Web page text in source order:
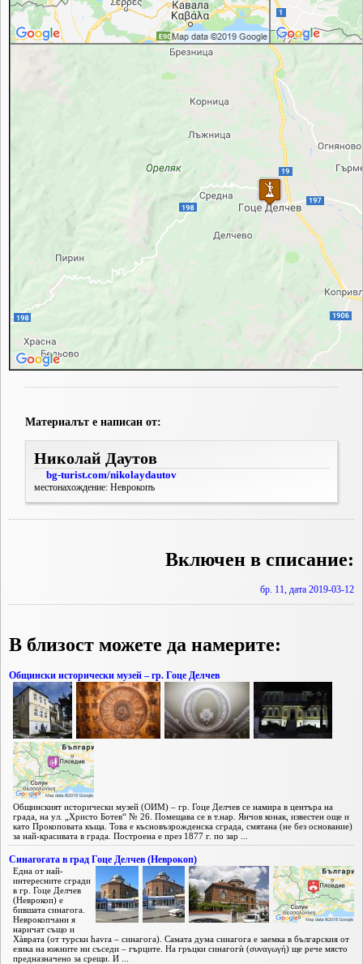
Материалът е написан от:
Николай Даутов
bg-turist.com/nikolaydautov
местонахождение: Неврокопъ
Включен в списание:
бр. 11, дата 2019-03-12
В близост можете да намерите:
Общински исторически музей – гр. Гоце Делчев
Общинският исторически музей (ОИМ) – гр. Гоце Делчев се намира в центъра на
града, на ул. „Христо Ботев“ № 26. Помещава се в т.нар. Янчов конак, известен още и
като Прокоповата къща. Това е късновъзрожденска сграда, смятана (не без основание)
за най-красивата в града. Построена е през 1877 г. по зар ...
Синагогата в град Гоце Делчев (Неврокоп)
Една от най-
интересните сгради
в гр. Гоце Делчев
(Неврокоп) е
бившата синагога.
Неврокопчани я
наричат също и
Хàврата (от турски havra – синагога). Самата дума синагога е заемка в българския от
езика на южните ни съседи – гърците. На гръцки синагогѝ (συναγωγή) ще рече място
предназначено за срещи. И ...